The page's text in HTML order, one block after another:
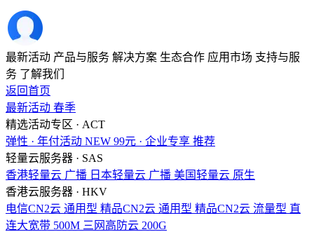
最新活动 产品与服务 解决方案 生态合作 应用市场 支持与服
务 了解我们
返回首页
最新活动 春季
精选活动专区 · ACT
弹性 · 年付活动 NEW 99元 · 企业专享 推荐
轻量云服务器 · SAS
香港轻量云 广播 日本轻量云 广播 美国轻量云 原生
香港云服务器 · HKV
电信CN2云 通用型 精品CN2云 通用型 精品CN2云 流量型 直
连大宽带 500M 三网高防云 200G